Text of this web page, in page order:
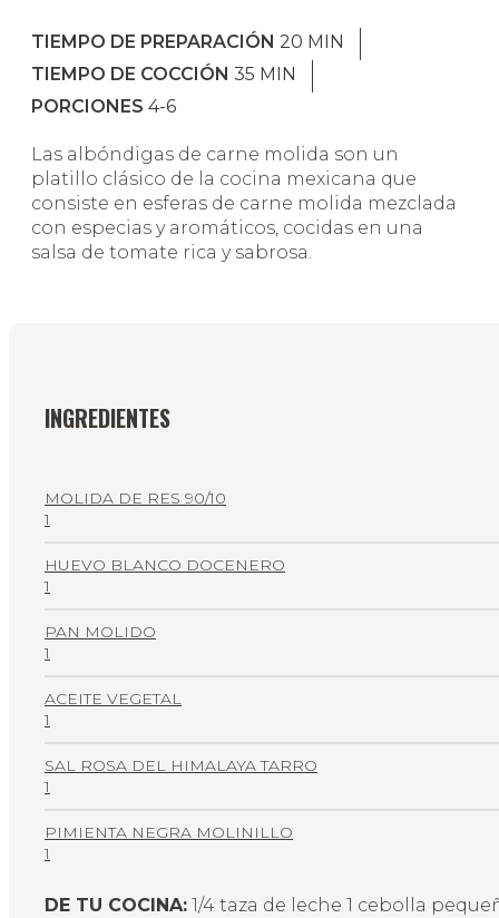
TIEMPO DE PREPARACIÓN 20 MIN
TIEMPO DE COCCIÓN 35 MIN
PORCIONES 4-6
Las albóndigas de carne molida son un
platillo clásico de la cocina mexicana que
consiste en esferas de carne molida mezclada
con especias y aromáticos, cocidas en una
salsa de tomate rica y sabrosa.
INGREDIENTES
MOLIDA DE RES 90/10
1
HUEVO BLANCO DOCENERO
1
PAN MOLIDO
1
ACEITE VEGETAL
1
SAL ROSA DEL HIMALAYA TARRO
1
PIMIENTA NEGRA MOLINILLO
1
DE TU COCINA: 1/4 taza de leche 1 cebolla